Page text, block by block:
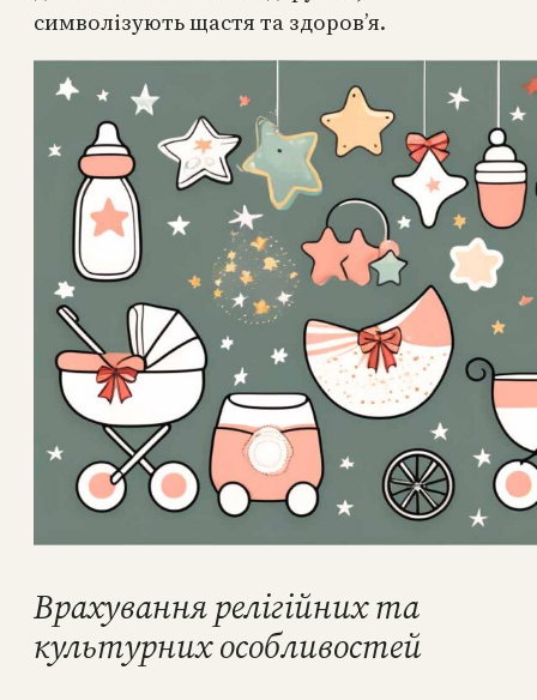
символізують щастя та здоров’я.
Врахування релігійних та
культурних особливостей